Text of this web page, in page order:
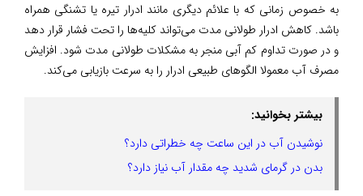
به خصوص زمانی که با علائم دیگری مانند ادرار تیره یا تشنگی همراه
باشد. کاهش ادرار طولانی مدت می‌تواند کلیه‌ها را تحت فشار قرار دهد
و در صورت تداوم کم آبی منجر به مشکلات طولانی مدت شود. افزایش
مصرف آب معمولا الگوهای طبیعی ادرار را به سرعت بازیابی می‌کند.
بیشتر بخوانید:
نوشیدن آب در این ساعت چه خطراتی دارد؟
بدن در گرمای شدید چه مقدار آب نیاز دارد؟